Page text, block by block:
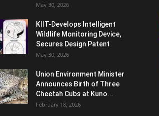
May 30, 2026
KIIT-Develops Intelligent
Wildlife Monitoring Device,
Secures Design Patent
May 30, 2026
Union Environment Minister
Announces Birth of Three
Cheetah Cubs at Kuno...
February 18, 2026